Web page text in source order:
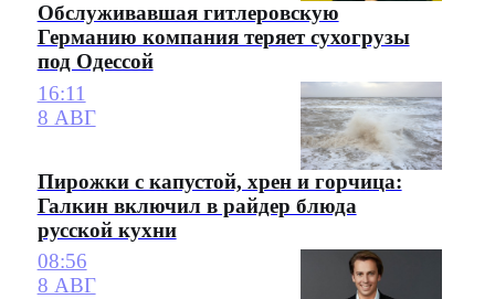
Обслуживавшая гитлеровскую
Германию компания теряет сухогрузы
под Одессой
16:11
8 АВГ
Пирожки с капустой, хрен и горчица:
Галкин включил в райдер блюда
русской кухни
08:56
8 АВГ